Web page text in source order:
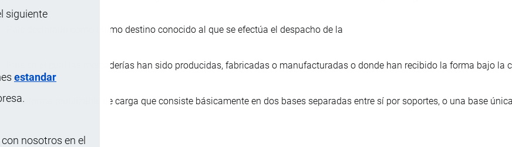
siguiente
estandar
nosotros en el
País declarado como último destino conocido al que se efectúa el despacho de la
País en el cual las mercaderías han sido producidas, fabricadas o manufacturadas o donde han recibido la forma bajo la
Plataforma reutilizable de carga que consiste básicamente en dos bases separadas entre sí por soportes, o una base